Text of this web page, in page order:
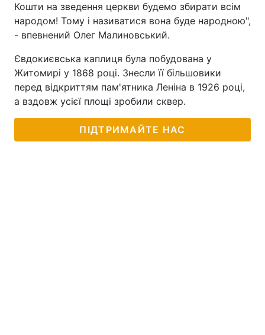
Тема оформлення
Кошти на зведення церкви будемо збирати всім
народом! Тому і називатися вона буде народною",
- впевнений Олег Малиновський.
Євдокиєвська каплиця була побудована у
Житомирі у 1868 році. Знесли її більшовики
перед відкриттям пам'ятника Леніна в 1926 році,
а вздовж усієї площі зробили сквер.
ПІДТРИМАЙТЕ НАС